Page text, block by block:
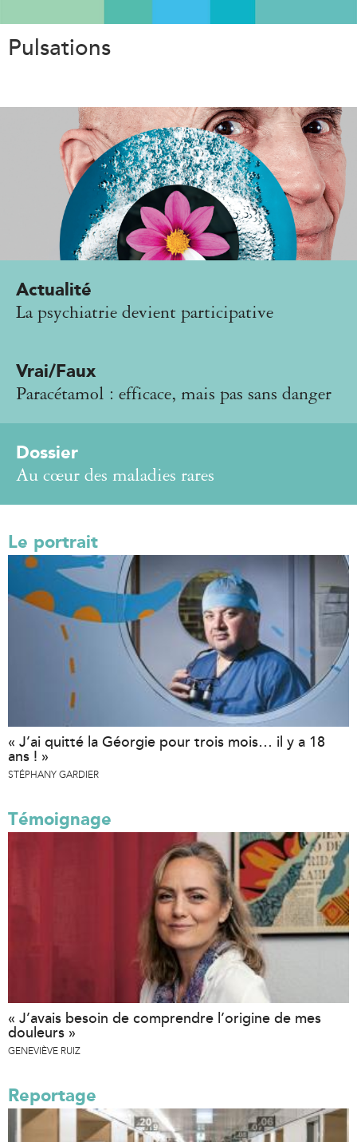
Pulsations
Actualité
La psychiatrie devient participative
Vrai/Faux
Paracétamol : efficace, mais pas sans danger
Dossier
Au cœur des maladies rares
Le portrait
« J’ai quitté la Géorgie pour trois mois… il y a 18
ans ! »
STÉPHANY GARDIER
Témoignage
« J’avais besoin de comprendre l’origine de mes
douleurs »
GENEVIÈVE RUIZ
Reportage